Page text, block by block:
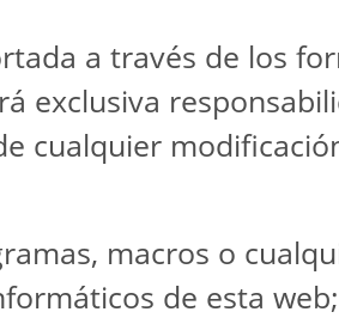
a través de los
exclusiva
cualquier
macros o
de esta